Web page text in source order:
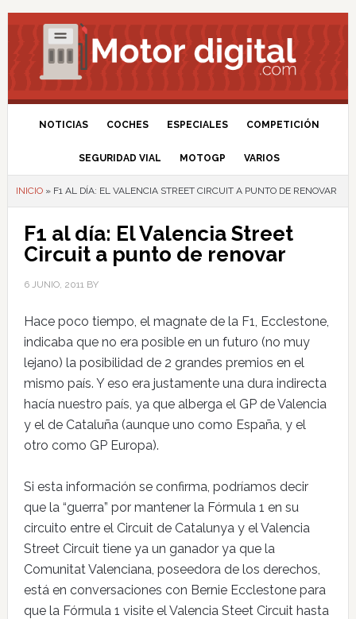
NOTICIAS COCHES ESPECIALES COMPETICIÓN
SEGURIDAD VIAL MOTOGP VARIOS
INICIO» F1 AL DÍA: EL VALENCIA STREET CIRCUIT A PUNTO DE RENOVAR
F1 al día: El Valencia Street
Circuit a punto de renovar
6 JUNIO, 2011BY
Hace poco tiempo, el magnate de la F1, Ecclestone,
indicaba que no era posible en un futuro (no muy
lejano) la posibilidad de 2 grandes premios en el
mismo país. Y eso era justamente una dura indirecta
hacía nuestro país, ya que alberga el GP de Valencia
y el de Cataluña (aunque uno como España, y el
otro como GP Europa).
Si esta información se confirma, podríamos decir
que la “guerra” por mantener la Fórmula 1 en su
circuito entre el Circuit de Catalunya y el Valencia
Street Circuit tiene ya un ganador ya que la
Comunitat Valenciana, poseedora de los derechos,
está en conversaciones con Bernie Ecclestone para
que la Fórmula 1 visite el Valencia Steet Circuit hasta